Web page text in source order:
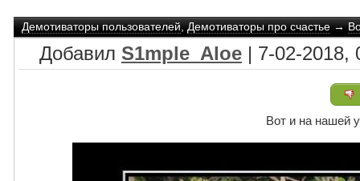
Демотиваторы пользователей,Демотиваторы про счастье→
Добавил S1mple_Aloe | 7-02-2018,
Вот и на нашей